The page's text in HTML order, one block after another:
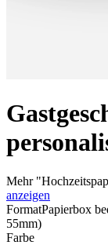
Mehr"
anzeigen
FormatPapierbox
55mm)
Farbe